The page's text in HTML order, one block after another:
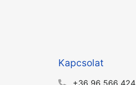
Kapcsolat
+36 96 566 424